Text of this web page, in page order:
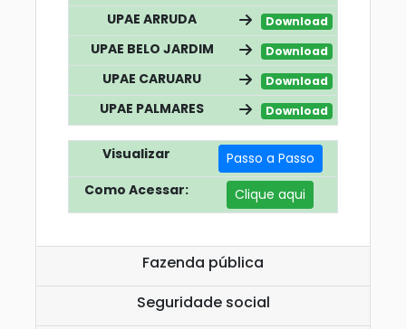
UPAE ARRUDA Download
UPAE BELO JARDIM Download
UPAE CARUARU Download
UPAE PALMARES Download
Visualizar
Passo a Passo
Como Acessar:
Clique aqui
Fazenda pública
Seguridade social